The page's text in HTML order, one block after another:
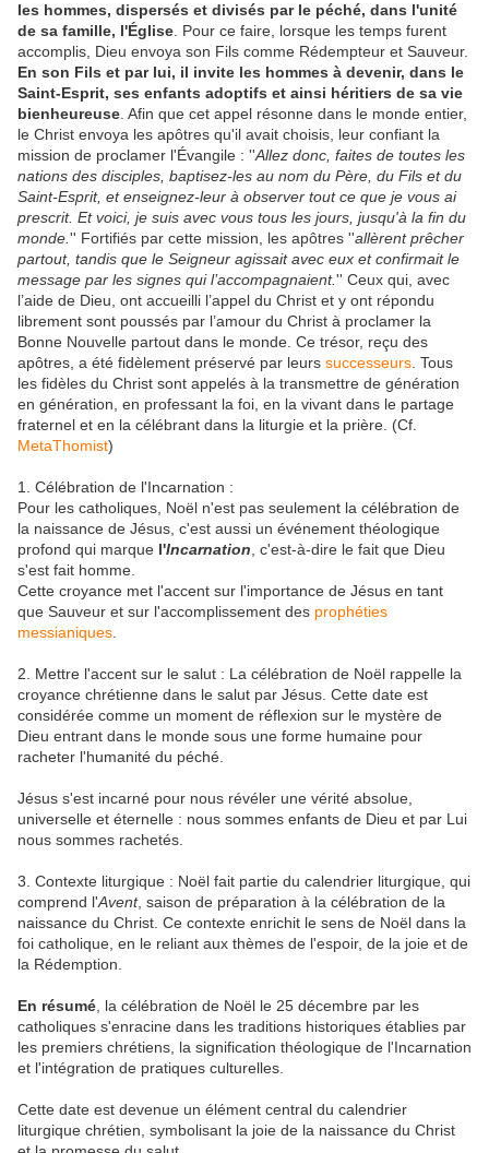
les hommes, dispersés et divisés par le péché, dans l'unité
de sa famille, l'Église . Pour ce faire, lorsque les temps furent
accomplis, Dieu envoya son Fils comme Rédempteur et Sauveur.
En son Fils et par lui, il invite les hommes à devenir, dans le
Saint-Esprit, ses enfants adoptifs et ainsi héritiers de sa vie
bienheureuse . Afin que cet appel résonne dans le monde entier,
le Christ envoya les apôtres qu'il avait choisis, leur confiant la
mission de proclamer l'Évangile : ''Allez donc, faites de toutes les
nations des disciples, baptisez-les au nom du Père, du Fils et du
Saint-Esprit, et enseignez-leur à observer tout ce que je vous ai
prescrit. Et voici, je suis avec vous tous les jours, jusqu'à la fin du
monde. '' Fortifiés par cette mission, les apôtres ''allèrent prêcher
partout, tandis que le Seigneur agissait avec eux et confirmait le
message par les signes qui l’accompagnaient.'' Ceux qui, avec
l’aide de Dieu, ont accueilli l’appel du Christ et y ont répondu
librement sont poussés par l’amour du Christ à proclamer la
Bonne Nouvelle partout dans le monde. Ce trésor, reçu des
apôtres, a été fidèlement préservé par leurs successeurs . Tous
les fidèles du Christ sont appelés à la transmettre de génération
en génération, en professant la foi, en la vivant dans le partage
fraternel et en la célébrant dans la liturgie et la prière. (Cf.
MetaThomist)
1. Célébration de l'Incarnation :
Pour les catholiques, Noël n'est pas seulement la célébration de
la naissance de Jésus, c'est aussi un événement théologique
profond qui marque l'Incarnation , c'est-à-dire le fait que Dieu
s'est fait homme.
Cette croyance met l'accent sur l'importance de Jésus en tant
que Sauveur et sur l'accomplissement des prophéties
messianiques
2. Mettre l'accent sur le salut : La célébration de Noël rappelle la
croyance chrétienne dans le salut par Jésus. Cette date est
considérée comme un moment de réflexion sur le mystère de
Dieu entrant dans le monde sous une forme humaine pour
racheter l'humanité du péché.
Jésus s'est incarné pour nous révéler une vérité absolue,
universelle et éternelle : nous sommes enfants de Dieu et par Lui
nous sommes rachetés.
3. Contexte liturgique : Noël fait partie du calendrier liturgique, qui
comprend l'Avent, saison de préparation à la célébration de la
naissance du Christ. Ce contexte enrichit le sens de Noël dans la
foi catholique, en le reliant aux thèmes de l'espoir, de la joie et de
la Rédemption.
En résumé , la célébration de Noël le 25 décembre par les
catholiques s'enracine dans les traditions historiques établies par
les premiers chrétiens, la signification théologique de l'Incarnation
et l'intégration de pratiques culturelles.
Cette date est devenue un élément central du calendrier
liturgique chrétien, symbolisant la joie de la naissance du Christ